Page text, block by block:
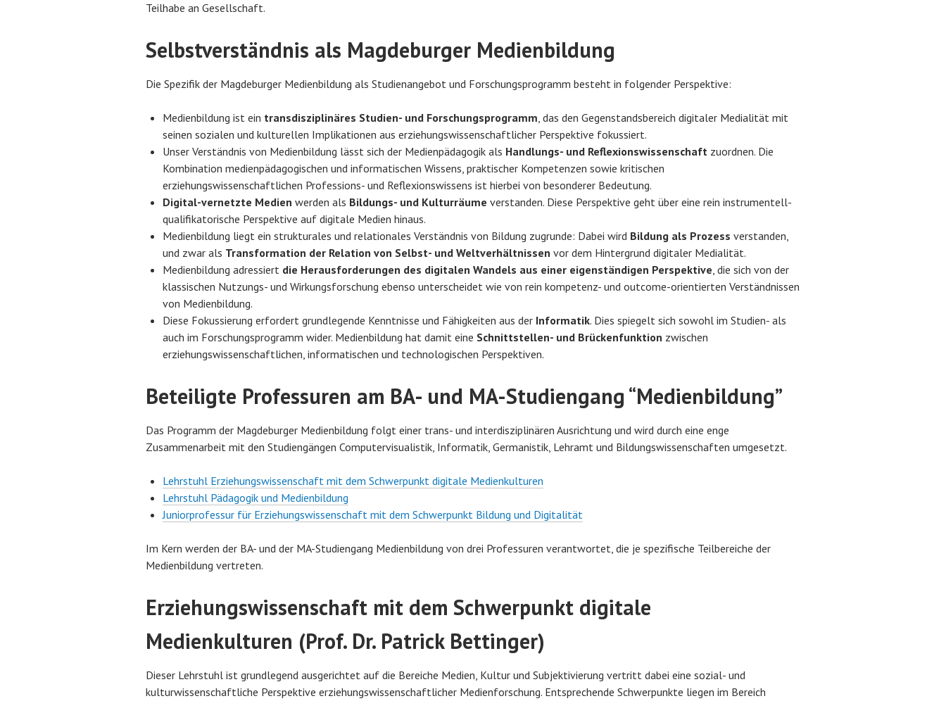
Teilhabe an Gesellschaft.
Selbstverständnis als Magdeburger Medienbildung
Die Spezifik der Magdeburger Medienbildung als Studienangebot und Forschungsprogramm besteht in folgender Perspektive:
Medienbildung ist ein transdisziplinäres Studien- und Forschungsprogramm, das den Gegenstandsbereich digitaler Medialität mit
seinen sozialen und kulturellen Implikationen aus erziehungswissenschaftlicher Perspektive fokussiert.
Unser Verständnis von Medienbildung lässt sich der Medienpädagogik als Handlungs- und Reflexionswissenschaft zuordnen. Die
Kombination medienpädagogischen und informatischen Wissens, praktischer Kompetenzen sowie kritischen
erziehungswissenschaftlichen Professions- und Reflexionswissens ist hierbei von besonderer Bedeutung.
Digital-vernetzte Medien werden als Bildungs- und Kulturräume verstanden. Diese Perspektive geht über eine rein instrumentell-
qualifikatorische Perspektive auf digitale Medien hinaus.
Medienbildung liegt ein strukturales und relationales Verständnis von Bildung zugrunde: Dabei wird Bildung als Prozess verstanden,
und zwar als Transformation der Relation von Selbst- und Weltverhältnissen vor dem Hintergrund digitaler Medialität.
Medienbildung adressiert die Herausforderungen des digitalen Wandels aus einer eigenständigen Perspektive, die sich von der
klassischen Nutzungs- und Wirkungsforschung ebenso unterscheidet wie von rein kompetenz- und outcome-orientierten Verständnissen
von Medienbildung.
Diese Fokussierung erfordert grundlegende Kenntnisse und Fähigkeiten aus der Informatik. Dies spiegelt sich sowohl im Studien- als
auch im Forschungsprogramm wider. Medienbildung hat damit eine Schnittstellen- und Brückenfunktion zwischen
erziehungswissenschaftlichen, informatischen und technologischen Perspektiven.
Beteiligte Professuren am BA- und MA-Studiengang “Medienbildung”
Das Programm der Magdeburger Medienbildung folgt einer trans- und interdisziplinären Ausrichtung und wird durch eine enge
Zusammenarbeit mit den Studiengängen Computervisualistik, Informatik, Germanistik, Lehramt und Bildungswissenschaften umgesetzt.
Lehrstuhl Erziehungswissenschaft mit dem Schwerpunkt digitale Medienkulturen
Lehrstuhl Pädagogik und Medienbildung
Juniorprofessur für Erziehungswissenschaft mit dem Schwerpunkt Bildung und Digitalität
Im Kern werden der BA- und der MA-Studiengang Medienbildung von drei Professuren verantwortet, die je spezifische Teilbereiche der
Medienbildung vertreten.
Erziehungswissenschaft mit dem Schwerpunkt digitale
Medienkulturen (Prof. Dr. Patrick Bettinger)
Dieser Lehrstuhl ist grundlegend ausgerichtet auf die Bereiche Medien, Kultur und Subjektivierung vertritt dabei eine sozial- und
kulturwissenschaftliche Perspektive erziehungswissenschaftlicher Medienforschung. Entsprechende Schwerpunkte liegen im Bereich